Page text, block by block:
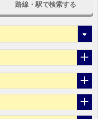
路線・駅で検索する